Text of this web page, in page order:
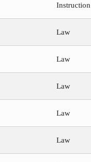
Instruction
Law
Law
Law
Law
Law